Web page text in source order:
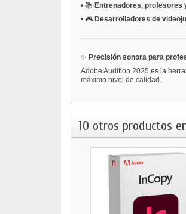
• 📚 Entrenadores, profesores
• 🎮 Desarrolladores de
✨ Precisión sonora para
Adobe Audition 2025 es la
máximo nivel de calidad.
10 otros productos